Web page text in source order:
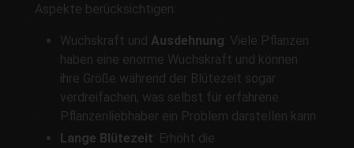
Aspekte berücksichtigen:
Wuchskraft und Ausdehnung : Viele Pflanzen
haben eine enorme Wuchskraft und können
ihre Größe während der Blütezeit sogar
verdreifachen, was selbst für erfahrene
Pflanzenliebhaber ein Problem darstellen kann
Lange Blütezeit : Erhöht die